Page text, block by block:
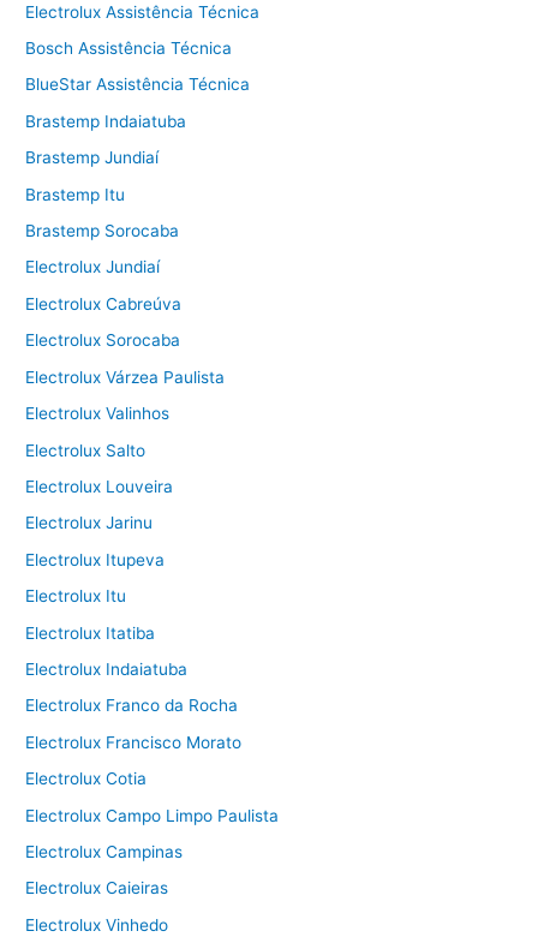
Electrolux Assistência Técnica
Bosch Assistência Técnica
BlueStar Assistência Técnica
Brastemp Indaiatuba
Brastemp Jundiaí
Brastemp Itu
Brastemp Sorocaba
Electrolux Jundiaí
Electrolux Cabreúva
Electrolux Sorocaba
Electrolux Várzea Paulista
Electrolux Valinhos
Electrolux Salto
Electrolux Louveira
Electrolux Jarinu
Electrolux Itupeva
Electrolux Itu
Electrolux Itatiba
Electrolux Indaiatuba
Electrolux Franco da Rocha
Electrolux Francisco Morato
Electrolux Cotia
Electrolux Campo Limpo Paulista
Electrolux Campinas
Electrolux Caieiras
Electrolux Vinhedo